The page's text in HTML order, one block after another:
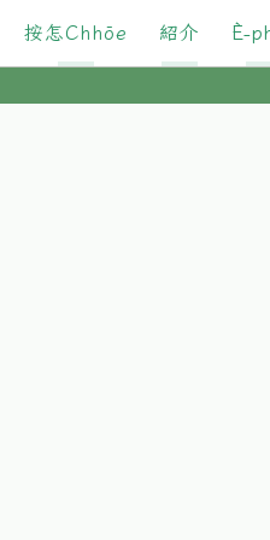
按怎Chhōe 紹介 È-